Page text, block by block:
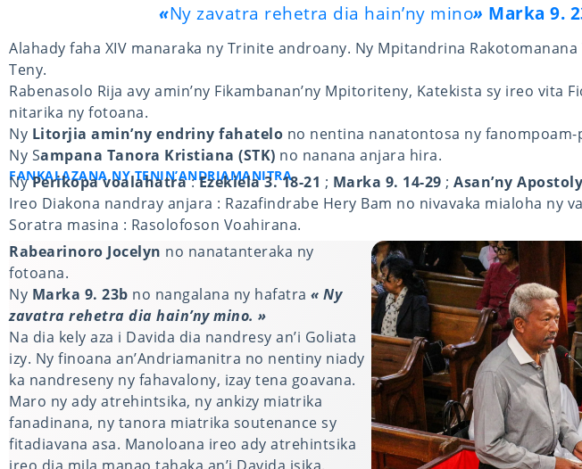
«Ny zavatra rehetra dia hain’ny mino» Marka 9.
Alahady faha XIV manaraka ny Trinite androany. Ny Mpitandrina
Teny.
Rabenasolo Rija avy amin’ny Fikambanan’ny Mpitoriteny, Katekista sy ireo vita
nitarika ny fotoana.
Ny Litorjia amin’ny endriny fahatelo no nentina nanatontosa ny fanompoam-
Ny Sampana Tanora Kristiana (STK) no nanana anjara hira.
FANKALAZANA NY TENIN’ANDRIAMANITRA
NyPerikopa voalahatra:Ezekiela 3. 18-21 ; Marka 9. 14-29 ; Asan’ny
Ireo Diakona nandray anjara : Razafindrabe Hery Bam no nivavaka mialoha ny
Soratra masina : Rasolofoson Voahirana.
FOTOANA HO AN’NY ANKIZY SY NY TANORA
Rabearinoro Jocelyn no nanatanteraka ny
fotoana.
Ny Marka 9. 23b no nangalana ny hafatra « Ny
zavatra rehetra dia hain’ny mino. »
Na dia kely aza i Davida dia nandresy an’i Goliata
izy. Ny finoana an’Andriamanitra no nentiny niady
ka nandreseny ny fahavalony, izay tena goavana.
Maro ny ady atrehintsika, ny ankizy miatrika
fanadinana, ny tanora miatrika soutenance sy
fitadiavana asa. Manoloana ireo ady atrehintsika